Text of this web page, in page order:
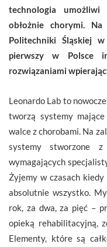
technologia
obłożnie chorymi.
Politechniki Śląskiej
pierwszy w Polsce
rozwiązaniami
Leonardo Lab to
tworzą systemy
walce z chorobami. Na
systemy stworzone
wymagających
Żyjemy w czasach
absolutnie wszystko.
rok, za dwa, za pięć –
opieką rehabilitacyjną,
Elementy, które są